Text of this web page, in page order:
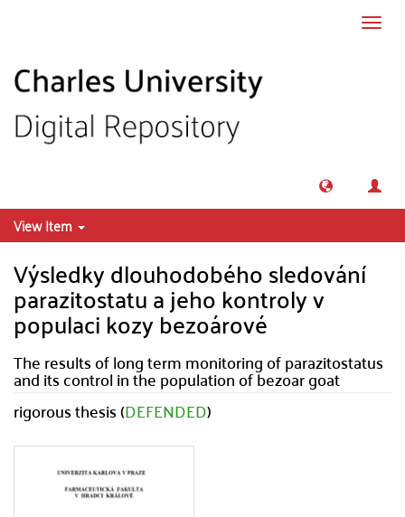
View Item
Výsledky dlouhodobého sledování
parazitostatu a jeho kontroly v
populaci kozy bezoárové
The results of long term monitoring of parazitostatus
and its control in the population of bezoar goat
rigorous thesis (DEFENDED)